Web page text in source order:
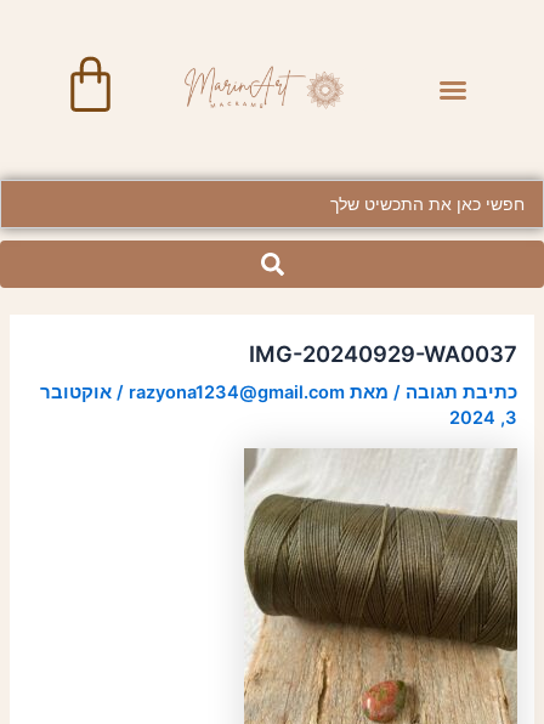
Menu
IMG-20240929-WA0037
כתיבת תגובה / מאתrazyona1234@gmail.com
/אוקטובר
3, 2024